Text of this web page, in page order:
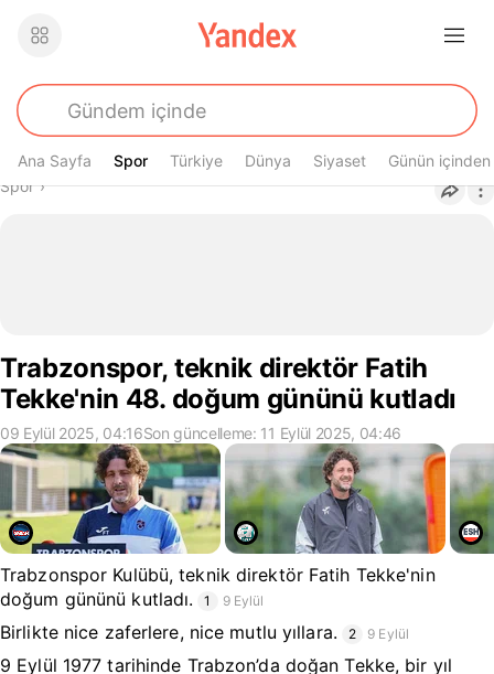
Ana Sayfa Spor
Spor Türkiye Dünya Siyaset Günün içinden
Buradasın
Spor›
Trabzonspor, teknik direktör Fatih
Tekke'nin 48. doğum gününü kutladı
09 Eylül 2025, 04:16Son güncelleme: 11 Eylül 2025, 04:46
Trabzonspor Kulübü, teknik direktör Fatih Tekke'nin
doğum gününü kutladı.
1 9 Eylül
Birlikte nice zaferlere, nice mutlu yıllara. 2 9 Eylül
9 Eylül 1977 tarihinde Trabzon’da doğan Tekke, bir yıl